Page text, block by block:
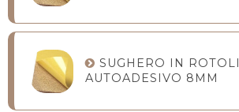
SUGHERO IN ROTOLI
AUTOADESIVO 8MM